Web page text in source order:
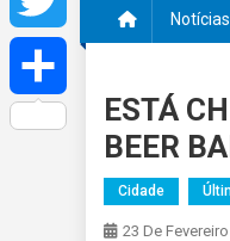
Notícias
ESTÁ
BEER
Cidade
23 De
Twitter
Share